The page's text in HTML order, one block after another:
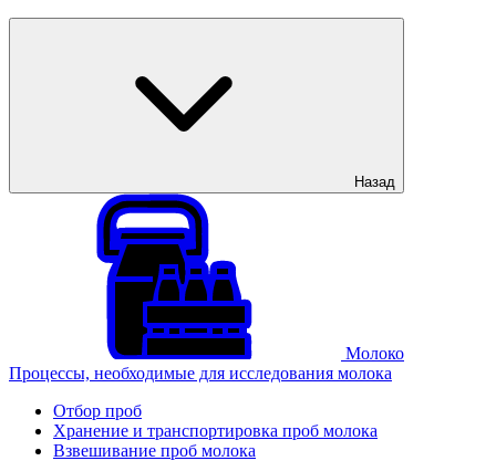
Назад
Молоко
Процессы, необходимые для исследования молока
Отбор проб
Хранение и транспортировка проб молока
Взвешивание проб молока